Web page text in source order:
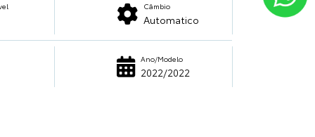
Câmbio
Automatico
Ano/Modelo
2022/2022